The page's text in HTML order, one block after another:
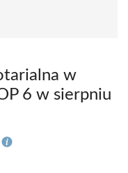
w
6 w sierpniu